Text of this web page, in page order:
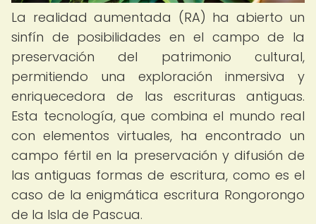
La realidad aumentada (RA) ha abierto un
sinfín de posibilidades en el campo de la
preservación del patrimonio cultural,
permitiendo una exploración inmersiva y
enriquecedora de las escrituras antiguas.
Esta tecnología, que combina el mundo real
con elementos virtuales, ha encontrado un
campo fértil en la preservación y difusión de
las antiguas formas de escritura, como es el
caso de la enigmática escritura Rongorongo
de la Isla de Pascua.